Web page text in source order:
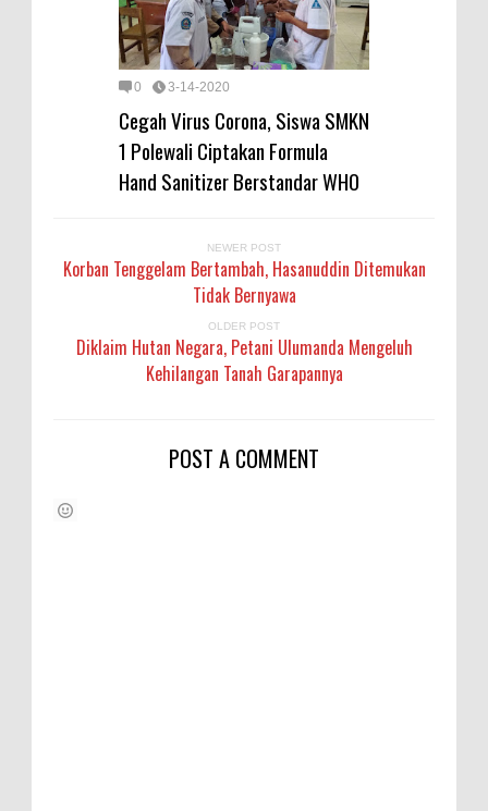
0 3-14-2020
Cegah Virus Corona, Siswa SMKN
1 Polewali Ciptakan Formula
Hand Sanitizer Berstandar WHO
NEWER POST
Korban Tenggelam Bertambah, Hasanuddin Ditemukan
Tidak Bernyawa
OLDER POST
Diklaim Hutan Negara, Petani Ulumanda Mengeluh
Kehilangan Tanah Garapannya
POST A COMMENT